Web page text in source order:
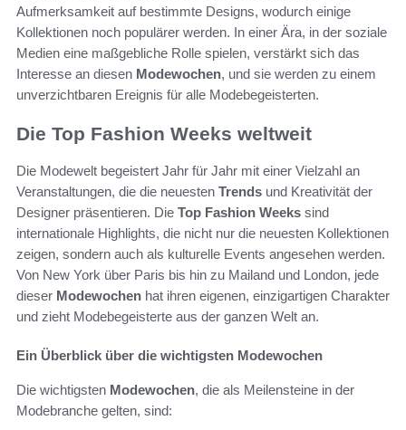
Aufmerksamkeit auf bestimmte Designs, wodurch einige
Kollektionen noch populärer werden. In einer Ära, in der soziale
Medien eine maßgebliche Rolle spielen, verstärkt sich das
Interesse an diesen Modewochen, und sie werden zu einem
unverzichtbaren Ereignis für alle Modebegeisterten.
Die Top Fashion Weeks weltweit
Die Modewelt begeistert Jahr für Jahr mit einer Vielzahl an
Veranstaltungen, die die neuesten Trends und Kreativität der
Designer präsentieren. Die Top Fashion Weeks sind
internationale Highlights, die nicht nur die neuesten Kollektionen
zeigen, sondern auch als kulturelle Events angesehen werden.
Von New York über Paris bis hin zu Mailand und London, jede
dieser Modewochen hat ihren eigenen, einzigartigen Charakter
und zieht Modebegeisterte aus der ganzen Welt an.
Ein Überblick über die wichtigsten Modewochen
Die wichtigsten Modewochen, die als Meilensteine in der
Modebranche gelten, sind: